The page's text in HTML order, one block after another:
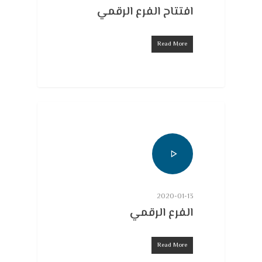
افتتاح الفرع الرقمي
Read More
2020-01-13
الفرع الرقمي
Read More